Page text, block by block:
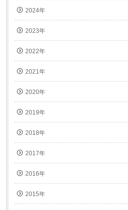
2024年
2023年
2022年
2021年
2020年
2019年
2018年
2017年
2016年
2015年